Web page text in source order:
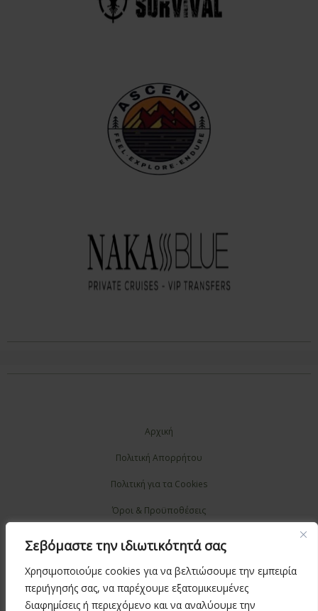
Σεβόμαστε την ιδιωτικότητά σας
Χρησιμοποιούμε cookies για να βελτιώσουμε την εμπειρία
περιήγησής σας, να παρέχουμε εξατομικευμένες
διαφημίσεις ή περιεχόμενο και να αναλύουμε την
Αρχική
Πολιτική Απορρήτου
Πολιτική για τα Cookies
Όροι & Προϋποθέσεις
Επικοινωνία